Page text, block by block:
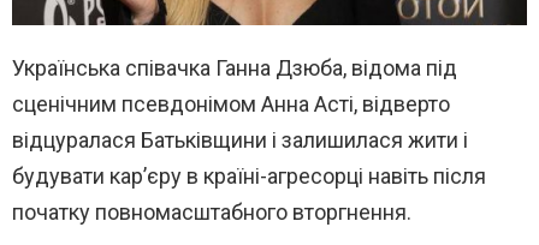
Українська співачка Ганна Дзюба, відома під
сценічним псевдонімом Анна Асті, відверто
відцуралася Батьківщини і залишилася жити і
будувати кар’єру в країні-агресорці навіть після
початку повномасштабного вторгнення.